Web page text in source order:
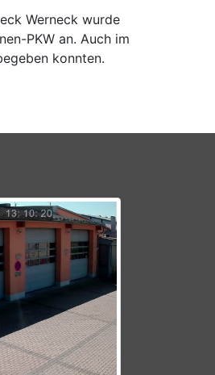
Werneck wurde
PKW an. Auch im
konnten.